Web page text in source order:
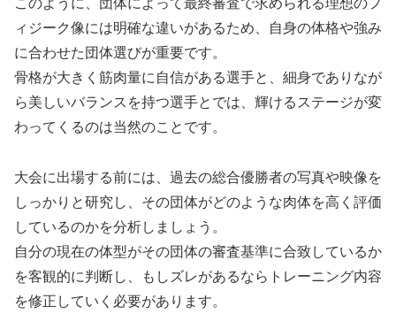
このように、団体によって最終審査で求められる理想のフ
ィジーク像には明確な違いがあるため、自身の体格や強み
に合わせた団体選びが重要です。
骨格が大きく筋肉量に自信がある選手と、細身でありなが
ら美しいバランスを持つ選手とでは、輝けるステージが変
わってくるのは当然のことです。
大会に出場する前には、過去の総合優勝者の写真や映像を
しっかりと研究し、その団体がどのような肉体を高く評価
しているのかを分析しましょう。
自分の現在の体型がその団体の審査基準に合致しているか
を客観的に判断し、もしズレがあるならトレーニング内容
を修正していく必要があります。